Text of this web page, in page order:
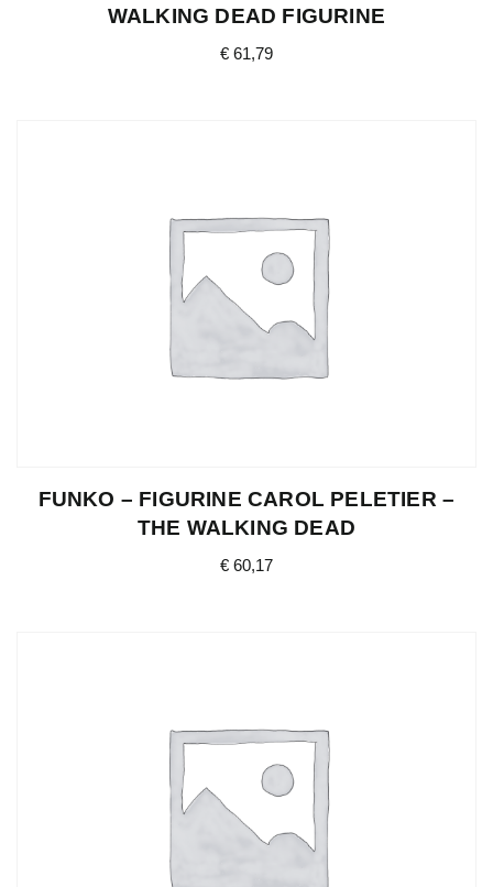
WALKING DEAD FIGURINE
€ 61,79
FUNKO – FIGURINE CAROL PELETIER –
THE WALKING DEAD
€ 60,17